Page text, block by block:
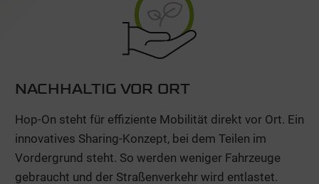
NACHHALTIG VOR ORT
Hop-On steht für effiziente Mobilität direkt vor Ort. Ein
innovatives Sharing-Konzept, bei dem Teilen im
Vordergrund steht. So werden weniger Fahrzeuge
gebraucht und der Straßenverkehr wird entlastet.